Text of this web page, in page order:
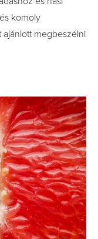
komoly
megbeszélni